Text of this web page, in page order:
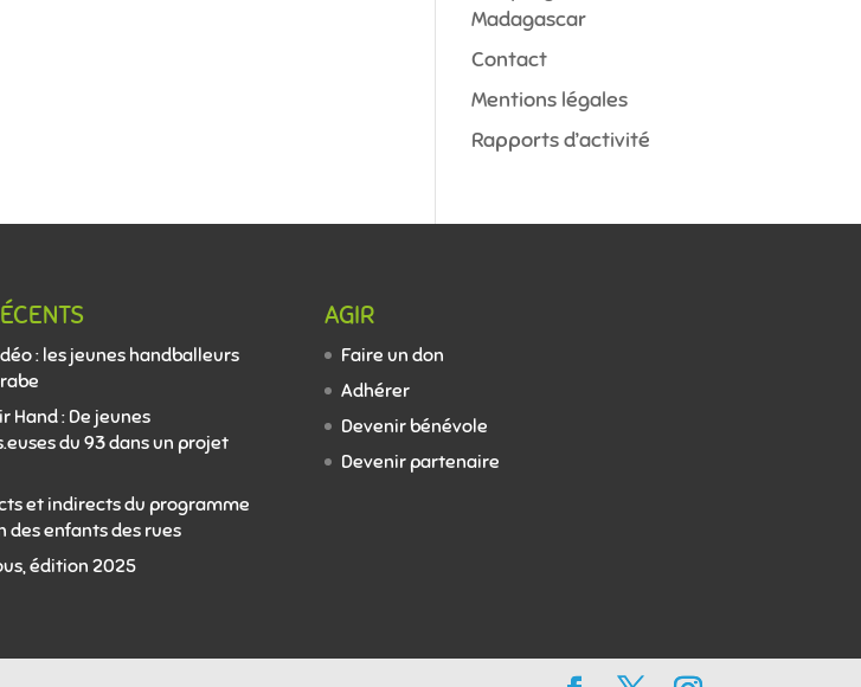
Madagascar
Contact
Mentions légales
Rapports d’activité
: les jeunes handballeurs
Hand : De jeunes
du 93 dans un projet
et indirects du programme
des enfants des rues
édition 2025
AGIR
Faire un don
Adhérer
Devenir bénévole
Devenir partenaire